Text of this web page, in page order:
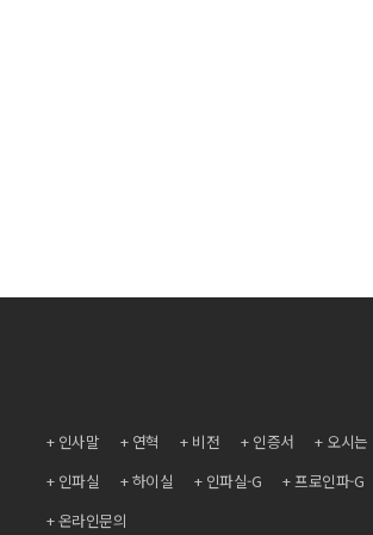
인사말 연혁 비전 인증서
오시는
인파실 하이실 인파실-G
프로인파-G
온라인문의